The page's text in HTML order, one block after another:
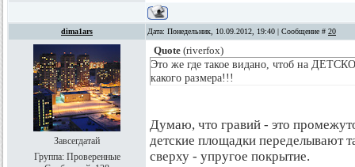
dima1ars Дата: Понедельник, 10.09.2012, 19:40 | Сообщение # 20
Завсегдатай
Группа: Проверенные
Quote (riverfox)
Это же где такое видано, чтоб на
какого размера!!!
Думаю, что гравий - это
детские площадки переделывают
сверху - упругое покрытие.